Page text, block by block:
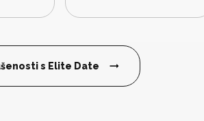
s Elite Date